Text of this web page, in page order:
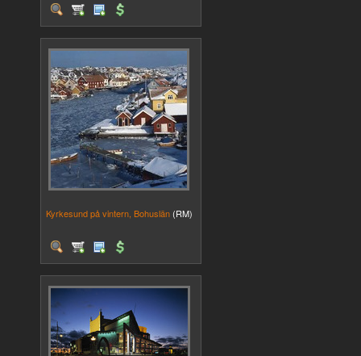
Kyrkesund på vintern, Bohuslän (RM)